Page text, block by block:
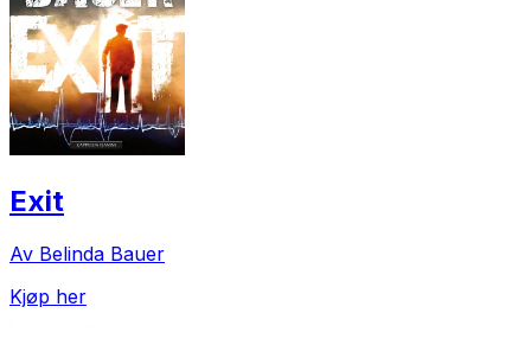
Exit
Av Belinda Bauer
Kjøp her